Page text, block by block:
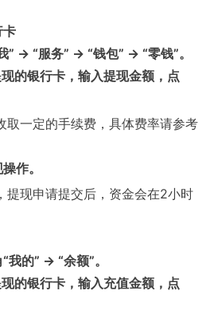
卡
-> “服务” -> “钱包” -> “零钱”。
的银行卡，输入提现金额，点
取一定的手续费，具体费率请参考
作。
提现申请提交后，资金会在2小时
的” -> “余额”。
的银行卡，输入充值金额，点